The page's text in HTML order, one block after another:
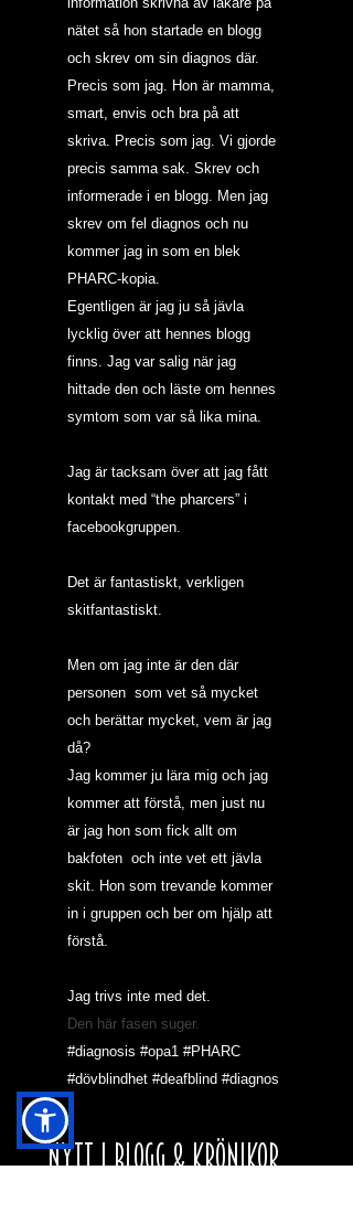
nätet så hon startade en blogg
och skrev om sin diagnos där.
Precis som jag. Hon är mamma,
smart, envis och bra på att
skriva. Precis som jag. Vi gjorde
precis samma sak. Skrev och
informerade i en blogg. Men jag
skrev om fel diagnos och nu
kommer jag in som en blek
PHARC-kopia.
Egentligen är jag ju så jävla
lycklig över att hennes blogg
finns. Jag var salig när jag
hittade den och läste om hennes
symtom som var så lika mina.
Jag är tacksam över att jag fått
kontakt med “the pharcers” i
facebookgruppen.
Det är fantastiskt, verkligen
skitfantastiskt.
Men om jag inte är den där
personen  som vet så mycket
och berättar mycket, vem är jag
då?
Jag kommer ju lära mig och jag
kommer att förstå, men just nu
är jag hon som fick allt om
bakfoten  och inte vet ett jävla
skit. Hon som trevande kommer
in i gruppen och ber om hjälp att
förstå.
Jag trivs inte med det.
Den här fasen suger.
#diagnosis #opa1 #PHARC
#dövblindhet #deafblind #diagnos
NYTT I BLOGG & KRÖNIKOR